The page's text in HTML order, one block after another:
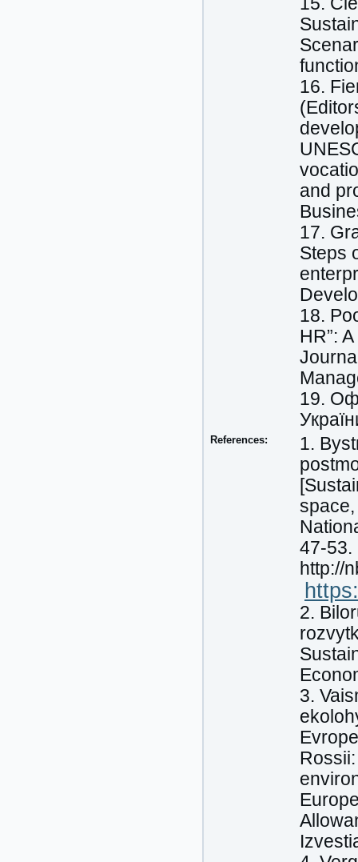
16.
and
17.
Steps
18.
HR”:
19.
References:
1.
47-53.
http://
2.
3.